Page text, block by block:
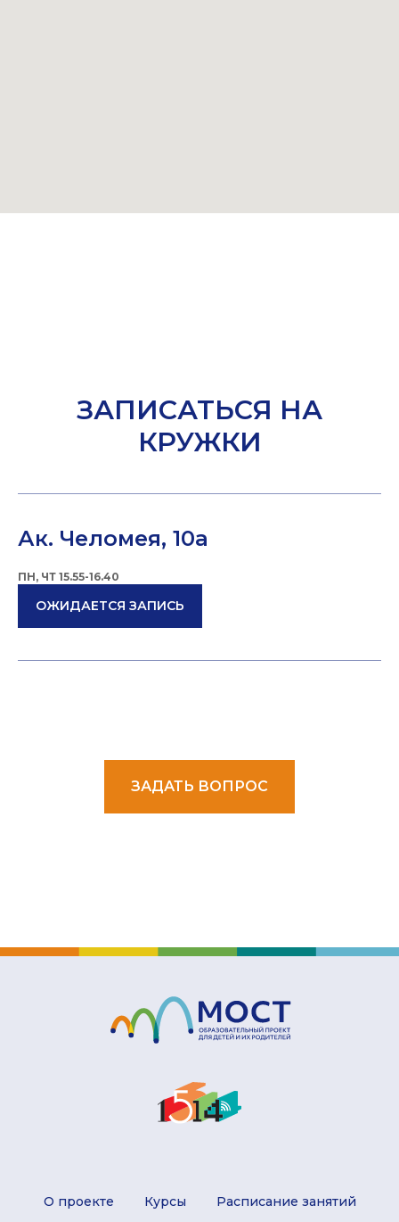
ЗАПИСАТЬСЯ НА
КРУЖКИ
Ак. Челомея, 10а
ПН, ЧТ 15.55-16.40
ОЖИДАЕТСЯ ЗАПИСЬ
ЗАДАТЬ ВОПРОС
О проекте Курсы Расписание занятий